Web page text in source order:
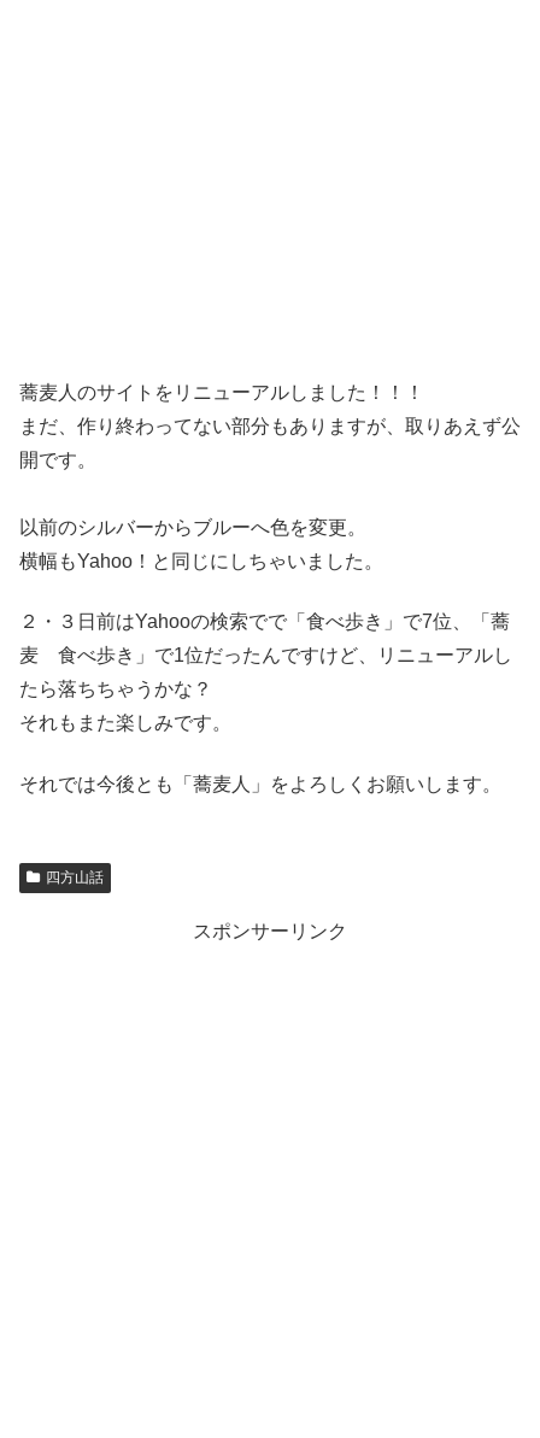
蕎麦人のサイトをリニューアルしました！！！
まだ、作り終わってない部分もありますが、取りあえず公
開です。
以前のシルバーからブルーへ色を変更。
横幅もYahoo！と同じにしちゃいました。
２・３日前はYahooの検索でで「食べ歩き」で7位、「蕎
麦 食べ歩き」で1位だったんですけど、リニューアルし
たら落ちちゃうかな？
それもまた楽しみです。
それでは今後とも「蕎麦人」をよろしくお願いします。
四方山話
スポンサーリンク